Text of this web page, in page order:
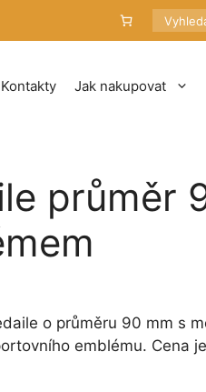
Hledat
Kontakty Jak nakupovat
průměr
o průměru 90 mm s
emblému. Cena